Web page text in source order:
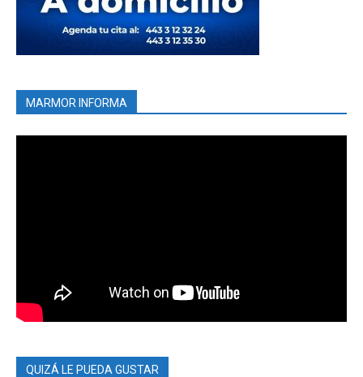
MARMOR INFORMA
QUIZÁ LE PUEDA GUSTAR